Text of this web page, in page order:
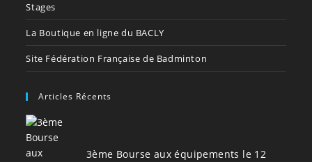
Stages
La Boutique en ligne du BACLY
Site Fédération Française de Badminton
Articles Récents
3ème Bourse aux équipements le 12